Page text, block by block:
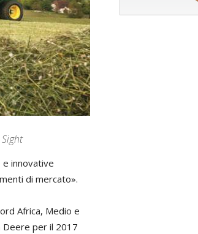
innovative
di mercato».
Africa, Medio e
Deere per il 2017